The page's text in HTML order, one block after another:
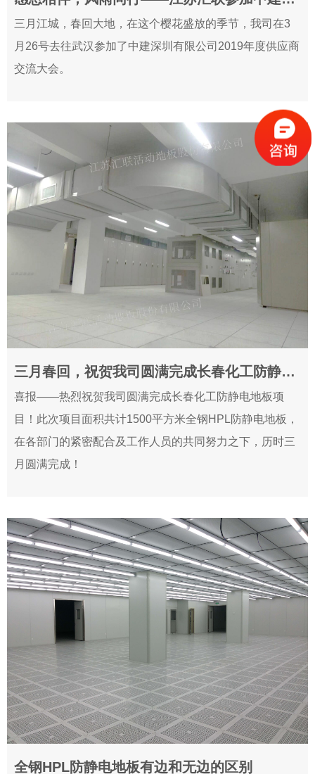
2019-03-29
三月江城，春回大地，在这个樱花盛放的季节，我司在3
月26号去往武汉参加了中建深圳有限公司2019年度供应商
交流大会。
三月春回，祝贺我司圆满完成长春化工防静电地板项目！
2019-03-22
喜报——热烈祝贺我司圆满完成长春化工防静电地板项
目！此次项目面积共计1500平方米全钢HPL防静电地板，
在各部门的紧密配合及工作人员的共同努力之下，历时三
月圆满完成！
全钢HPL防静电地板有边和无边的区别